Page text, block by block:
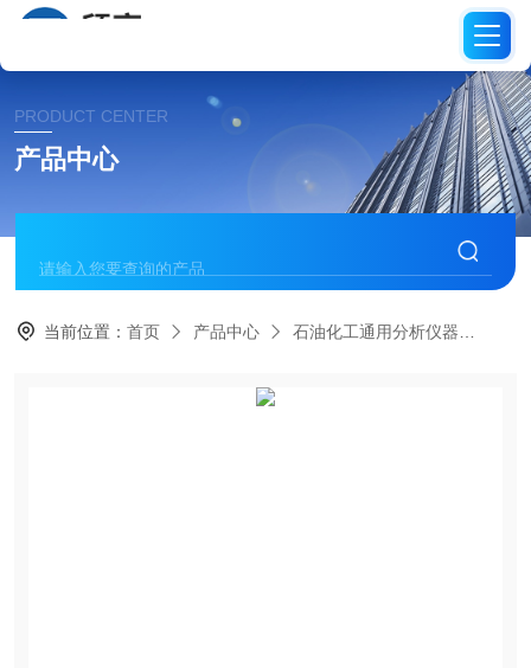
PRODUCT CENTER
产品中心
当前位置：首页 产品中心 石油化工通用分析仪器